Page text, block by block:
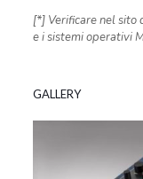
[*] Verificare nel sito
e i sistemi operativi
GALLERY